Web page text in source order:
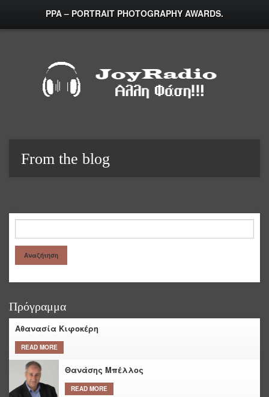
PPA – PORTRAIT PHOTOGRAPHY AWARDS.
From the blog
Πρόγραμμα
Αθανασία Κιφοκέρη
READ MORE
Θανάσης Μπέλλος
READ MORE